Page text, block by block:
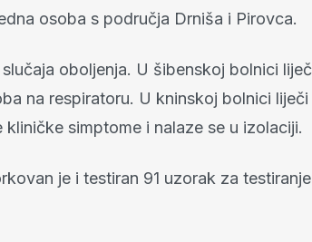
osoba s područja Drniša i Pirovca.
oboljenja. U šibenskoj bolnici
na respiratoru. U kninskoj bolnici liječi
simptome i nalaze se u izolaciji.
je i testiran 91 uzorak za